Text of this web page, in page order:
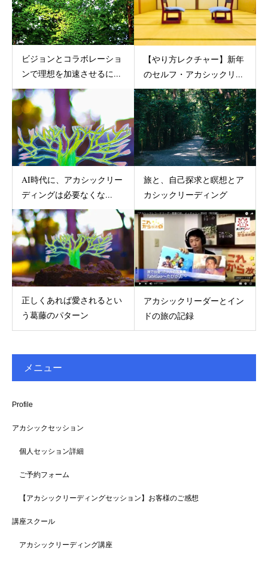
ビジョンとコラボレーショ
ンで理想を加速させるに...
【やり方レクチャー】新年
のセルフ・アカシックリ...
AI時代に、アカシックリー
ディングは必要なくな...
旅と、自己探求と瞑想とア
カシックリーディング
正しくあれば愛されるとい
う葛藤のパターン
アカシックリーダーとイン
ドの旅の記録
メニュー
Profile
アカシックセッション
個人セッション詳細
ご予約フォーム
【アカシックリーディングセッション】お客様のご感想
講座スクール
アカシックリーディング講座